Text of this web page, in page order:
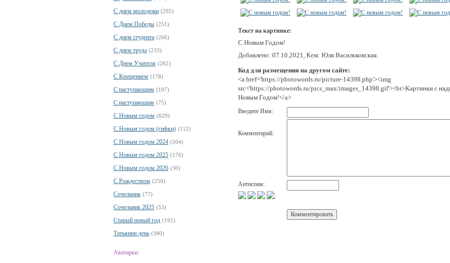
С днем молодежи (292)
С Днем Победы (251)
С днем студента (266)
С днем труда (233)
С Днем Учителя (262)
С Крещением (178)
С наступающим (197)
С наступающим (75)
С Новым годом (629)
С Новым годом (гифки) (112)
С Новым годом 2024 (504)
С Новым годом 2025 (176)
С Новым годом 2026 (30)
С Рождеством (250)
Сочельник (77)
Сочельник 2025 (53)
Старый новый год (192)
Татьянин день (390)
Аватарки:
Текст на картинке:
С Новым Годом!
Добавлено: 07.10.2021, Кем: Юля Васильковская.
Код для размещения на другом сайте:
<a href='https://photowords.ru/picture-14398.php'><img
src='https://photowords.ru/pics_max/images_14398.gif'><br>Картинки с
Новым Годом!</a>
Введите Имя:
Комментарий:
Антиспам: